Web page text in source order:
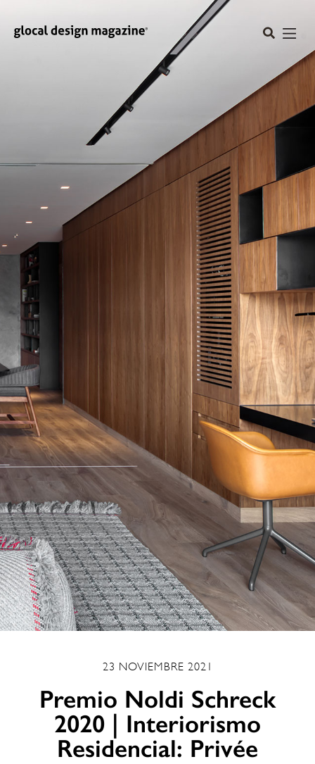
23 NOVIEMBRE 2021
Premio Noldi Schreck
2020 | Interiorismo
Residencial: Privée